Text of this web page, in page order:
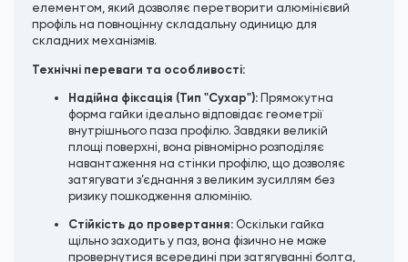
елементом, який дозволяє перетворити алюмінієвий
профіль на повноцінну складальну одиницю для
складних механізмів.
Технічні переваги та особливості:
Надійна фіксація (Тип "Сухар"): Прямокутна
форма гайки ідеально відповідає геометрії
внутрішнього паза профілю. Завдяки великій
площі поверхні, вона рівномірно розподіляє
навантаження на стінки профілю, що дозволяє
затягувати з’єднання з великим зусиллям без
ризику пошкодження алюмінію.
Стійкість до провертання: Оскільки гайка
щільно заходить у паз, вона фізично не може
провернутися всередині при затягуванні болта,